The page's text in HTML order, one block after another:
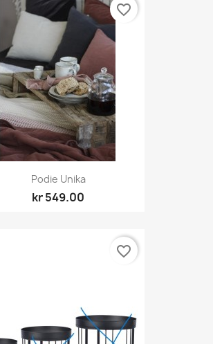
Podie Unika
kr 549.00
favorite_border
favorite_border